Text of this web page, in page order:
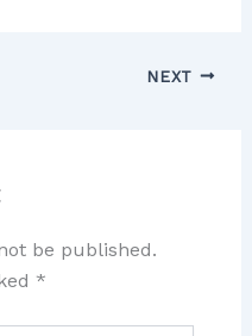
NEXT
be published.
*